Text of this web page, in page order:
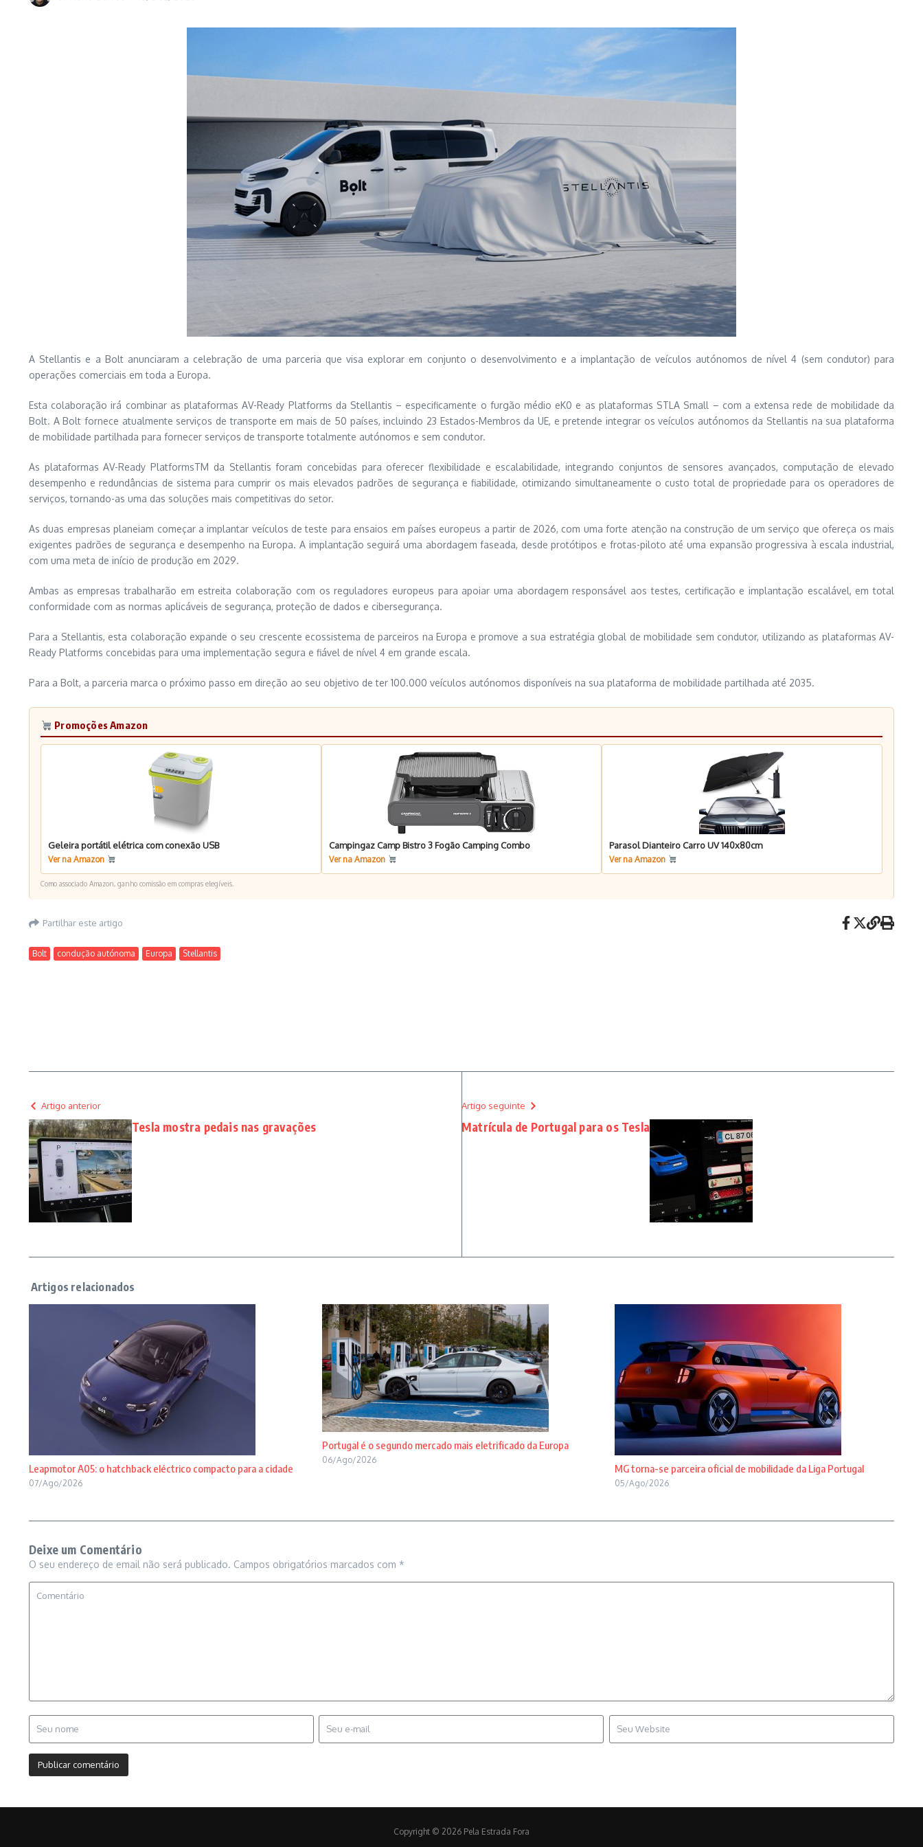
A Stellantis e a Bolt anunciaram a celebração de uma parceria que visa explorar em conjunto o desenvolvimento e a implantação de veículos autónomos de nível 4 (sem condutor) para
operações comerciais em toda a Europa.
Esta colaboração irá combinar as plataformas AV-Ready Platforms da Stellantis – especificamente o furgão médio eK0 e as plataformas STLA Small – com a extensa rede de mobilidade da
Bolt. A Bolt fornece atualmente serviços de transporte em mais de 50 países, incluindo 23 Estados-Membros da UE, e pretende integrar os veículos autónomos da Stellantis na sua plataforma
de mobilidade partilhada para fornecer serviços de transporte totalmente autónomos e sem condutor.
As plataformas AV-Ready PlatformsTM da Stellantis foram concebidas para oferecer flexibilidade e escalabilidade, integrando conjuntos de sensores avançados, computação de elevado
desempenho e redundâncias de sistema para cumprir os mais elevados padrões de segurança e fiabilidade, otimizando simultaneamente o custo total de propriedade para os operadores de
serviços, tornando-as uma das soluções mais competitivas do setor.
As duas empresas planeiam começar a implantar veículos de teste para ensaios em países europeus a partir de 2026, com uma forte atenção na construção de um serviço que ofereça os mais
exigentes padrões de segurança e desempenho na Europa. A implantação seguirá uma abordagem faseada, desde protótipos e frotas-piloto até uma expansão progressiva à escala industrial,
com uma meta de início de produção em 2029.
Ambas as empresas trabalharão em estreita colaboração com os reguladores europeus para apoiar uma abordagem responsável aos testes, certificação e implantação escalável, em total
conformidade com as normas aplicáveis de segurança, proteção de dados e cibersegurança.
Para a Stellantis, esta colaboração expande o seu crescente ecossistema de parceiros na Europa e promove a sua estratégia global de mobilidade sem condutor, utilizando as plataformas AV-
Ready Platforms concebidas para uma implementação segura e fiável de nível 4 em grande escala.
Para a Bolt, a parceria marca o próximo passo em direção ao seu objetivo de ter 100.000 veículos autónomos disponíveis na sua plataforma de mobilidade partilhada até 2035.
Promoções Amazon
Geleira portátil elétrica com conexão USB
Ver na Amazon
Campingaz Camp Bistro 3 Fogão Camping Combo
Ver na Amazon
Parasol Dianteiro Carro UV 140x80cm
Ver na Amazon
Como associado Amazon, ganho comissão em compras elegíveis.
Partilhar este artigo
Bolt condução autónoma Europa Stellantis
Artigo anterior
Tesla mostra pedais nas gravações
Artigo seguinte
Matrícula de Portugal para os Tesla
Leapmotor A05: o hatchback eléctrico compacto para a cidade
07/Ago/2026
Portugal é o segundo mercado mais eletrificado da Europa
06/Ago/2026
MG torna-se parceira oficial de mobilidade da Liga Portugal
05/Ago/2026
Deixe um Comentário
O seu endereço de email não será publicado. Campos obrigatórios marcados com *
Copyright © 2026 Pela Estrada Fora